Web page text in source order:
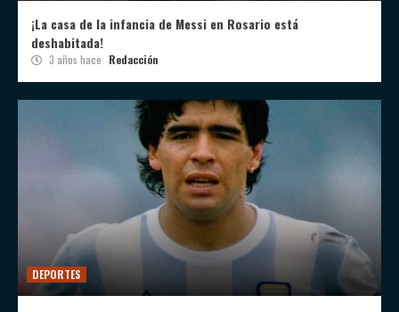
¡La casa de la infancia de Messi en Rosario está
deshabitada!
3 años hace Redacción
DEPORTES